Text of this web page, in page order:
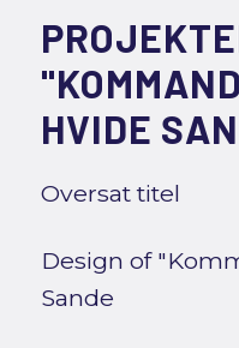
HVIDE
Oversat titel
Design of
Sande